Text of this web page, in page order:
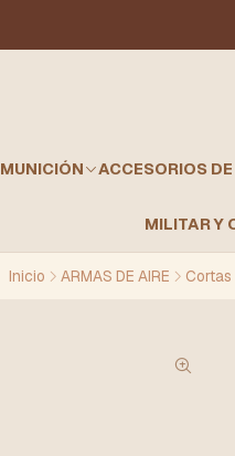
MUNICIÓN ACCESORIOS
MILITAR Y
Inicio ARMAS DE AIRE Cortas